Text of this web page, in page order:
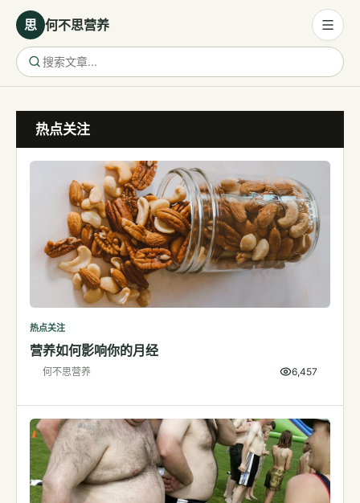
思 何不思营养
营养与饮食
保健食品
代谢健康
生殖健康
运动
睡眠
指标解读
体检与复查
医学百科
热点关注
热点关注
营养如何影响你的月经
何不思营养 6,457